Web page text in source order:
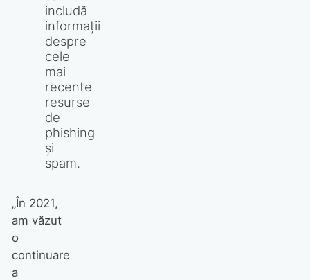
includă
informații
despre
cele
mai
recente
resurse
de
phishing
și
spam.
„În 2021,
am văzut
o
continuare
a